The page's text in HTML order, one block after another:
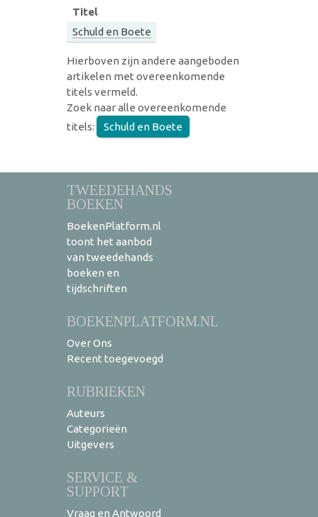
Titel
Schuld en Boete
Hierboven zijn andere aangeboden
artikelen met overeenkomende
titels vermeld.
Zoek naar alle overeenkomende
titels:
Schuld en Boete
TWEEDEHANDS
BOEKEN
BoekenPlatform.nl
toont het aanbod
van tweedehands
boeken en
tijdschriften
BOEKENPLATFORM.NL
Over Ons
Recent toegevoegd
RUBRIEKEN
Auteurs
Categorieën
Uitgevers
SERVICE &
SUPPORT
Vraag en Antwoord